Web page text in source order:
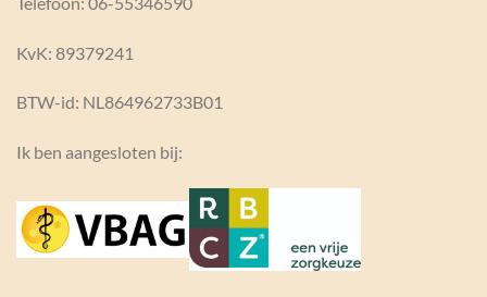
KvK: 89379241
BTW-id: NL864962733B01
Ik ben aangesloten bij: